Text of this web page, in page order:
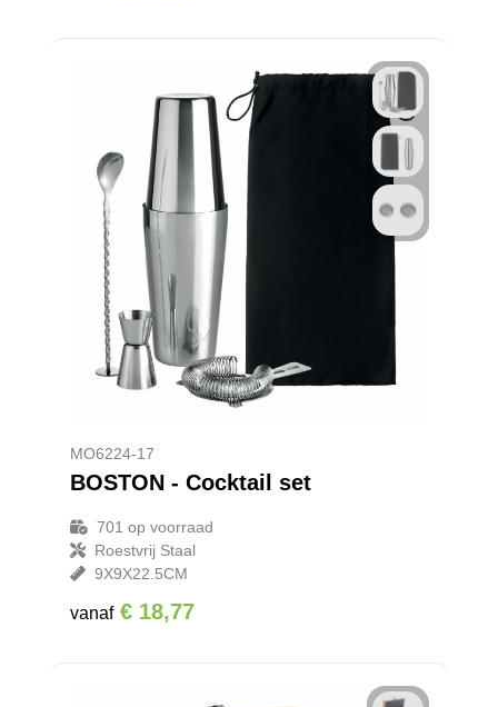
MO6224-17
BOSTON - Cocktail set
701 op voorraad
Roestvrij Staal
9X9X22.5CM
vanaf € 18,77